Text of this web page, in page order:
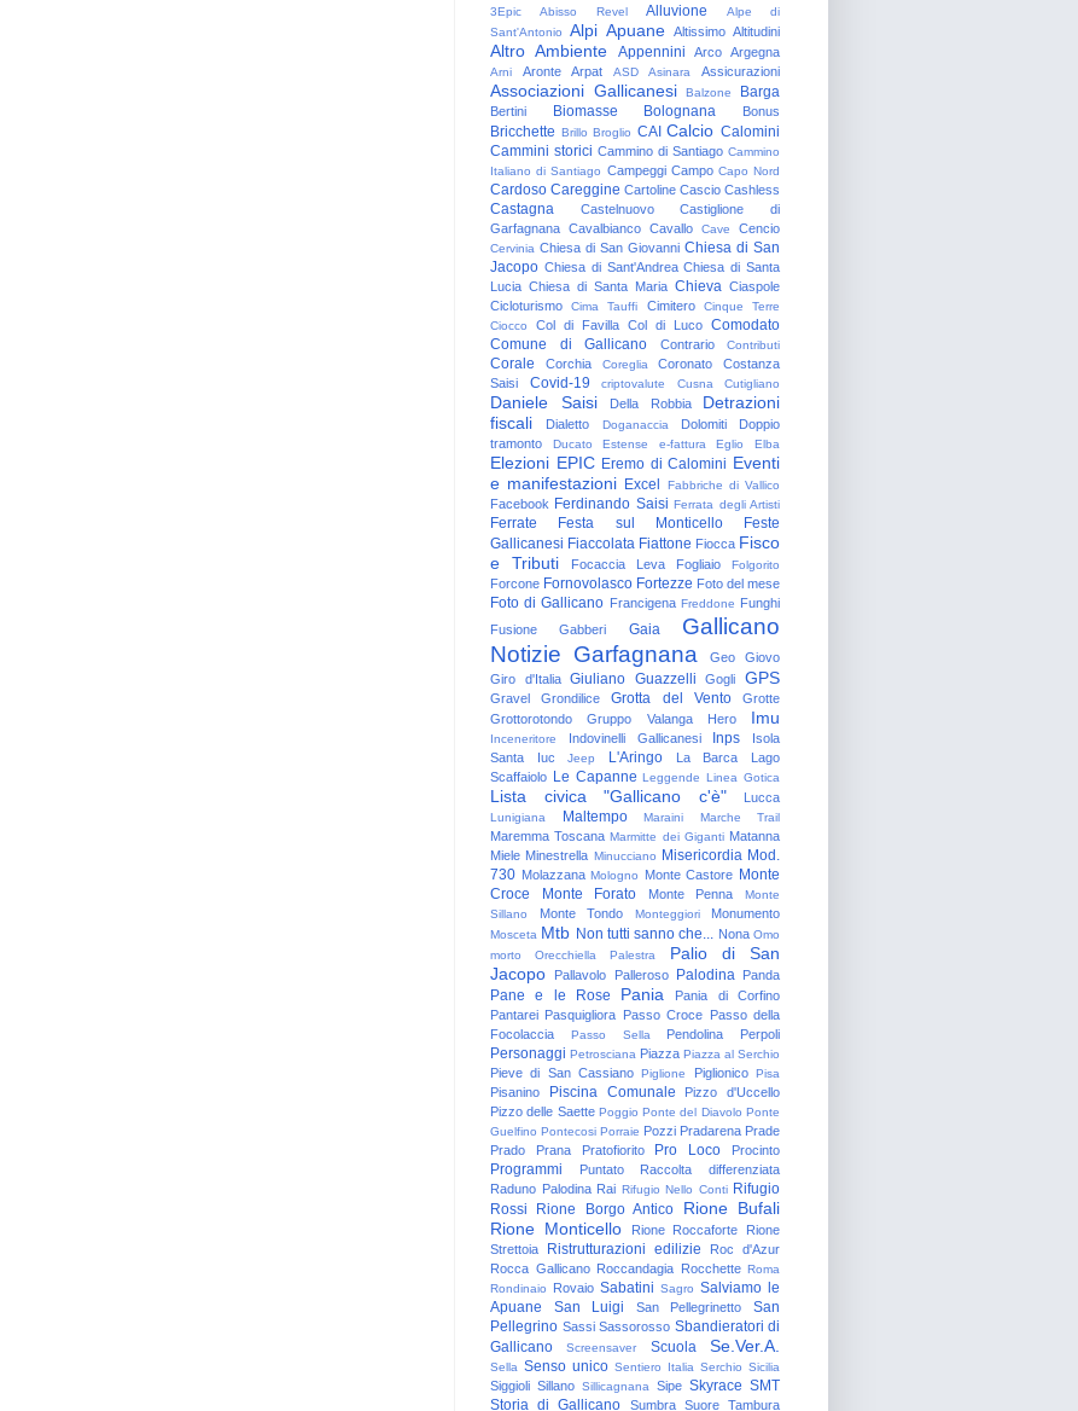
3Epic Abisso Revel Alluvione
Alpe di
Sant'Antonio
Alpi Apuane Altissimo Altitudini
Altro Ambiente Appennini Arco Argegna
Arni Aronte Arpat ASD Asinara Assicurazioni
Associazioni Gallicanesi Balzone Barga
Bertini Biomasse Bolognana Bonus
Bricchette Brillo Broglio CAI Calcio Calomini
Cammini storici Cammino di Santiago Cammino
Italiano di Santiago Campeggi Campo Capo Nord
Cardoso Careggine Cartoline Cascio Cashless
Castagna Castelnuovo
Castiglione di
Garfagnana Cavalbianco Cavallo Cave Cencio
Cervinia Chiesa di San Giovanni Chiesa di San
Jacopo Chiesa di Sant'Andrea Chiesa di Santa
Lucia Chiesa di Santa Maria Chieva Ciaspole
Cicloturismo
Cima Tauffi Cimitero
Cinque Terre
Ciocco
Col di Favilla Col di Luco Comodato
Comune di Gallicano
Contrario Contributi
Corale Corchia Coreglia Coronato
Costanza
Saisi
Covid-19 criptovalute Cusna Cutigliano
Daniele Saisi Della Robbia
Detrazioni
fiscali
Dialetto Doganaccia Dolomiti
Doppio
tramonto
Ducato Estense e-fattura Eglio Elba
Elezioni EPIC Eremo di Calomini Eventi
e manifestazioni Excel Fabbriche di Vallico
Facebook Ferdinando Saisi Ferrata degli Artisti
Ferrate Festa sul Monticello
Feste
Gallicanesi Fiaccolata Fiattone Fiocca Fisco
e Tributi
Focaccia Leva Fogliaio Folgorito
Forcone Fornovolasco Fortezze Foto del mese
Foto di Gallicano Francigena Freddone Funghi
Fusione
Gabberi Gaia
Gallicano
Notizie Garfagnana Geo
Giovo
Giro d'Italia
Giuliano Guazzelli Gogli GPS
Gravel Grondilice Grotta del Vento
Grotte
Grottorotondo
Gruppo Valanga Hero Imu
Inceneritore Indovinelli Gallicanesi Inps
Isola
Santa
Iuc Jeep L'Aringo La Barca
Lago
Scaffaiolo Le Capanne Leggende Linea Gotica
Lista civica "Gallicano c'è" Lucca
Lunigiana Maltempo Maraini Marche Trail
Maremma Toscana Marmitte dei Giganti Matanna
Miele Minestrella Minucciano Misericordia Mod.
730 Molazzana Mologno Monte Castore Monte
Croce
Monte Forato Monte Penna
Monte
Sillano
Monte Tondo Monteggiori Monumento
Mosceta Mtb Non tutti sanno che... Nona Omo
morto
Orecchiella Palestra
Palio di San
Jacopo
Pallavolo Palleroso Palodina Panda
Pane e le Rose Pania
Pania di Corfino
Pantarei Pasquigliora Passo Croce Passo della
Focolaccia
Passo Sella Pendolina Perpoli
Personaggi Petrosciana Piazza Piazza al Serchio
Pieve di San Cassiano Piglione Piglionico Pisa
Pisanino Piscina Comunale
Pizzo d'Uccello
Pizzo delle Saette Poggio Ponte del Diavolo Ponte
Guelfino Pontecosi Porraie Pozzi Pradarena Prade
Prado
Prana Pratofiorito Pro Loco Procinto
Programmi Puntato
Raccolta differenziata
Raduno Palodina Rai Rifugio Nello Conti Rifugio
Rossi
Rione Borgo Antico
Rione Bufali
Rione Monticello
Rione Roccaforte
Rione
Strettoia
Ristrutturazioni edilizie
Roc d'Azur
Rocca Gallicano Roccandagia Rocchette Roma
Rondinaio
Rovaio Sabatini Sagro Salviamo le
Apuane
San Luigi San Pellegrinetto
San
Pellegrino Sassi Sassorosso Sbandieratori di
Gallicano
Screensaver Scuola Se.Ver.A.
Sella Senso unico Sentiero Italia Serchio Sicilia
Siggioli Sillano Sillicagnana Sipe Skyrace SMT
Storia di Gallicano
Sumbra Suore Tambura